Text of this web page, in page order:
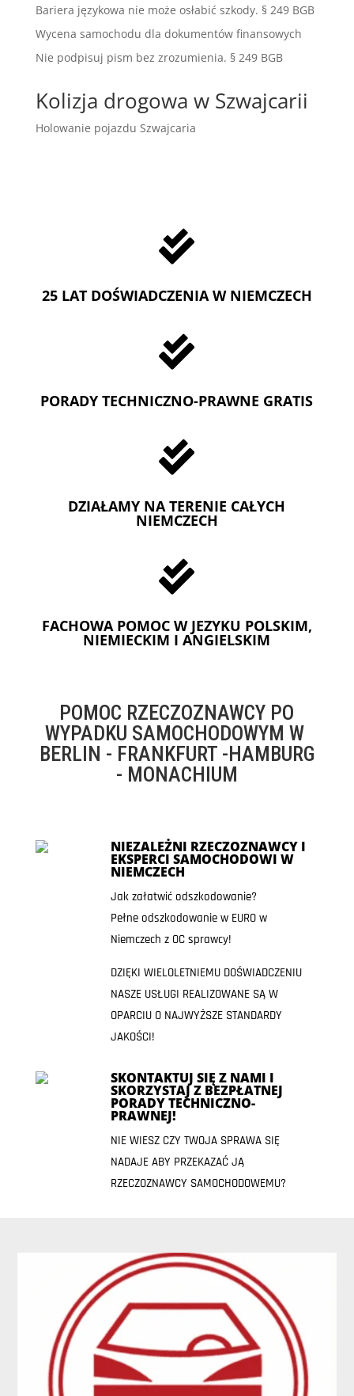
Bariera językowa nie może osłabić szkody. § 249 BGB
Wycena samochodu dla dokumentów finansowych
Nie podpisuj pism bez zrozumienia. § 249 BGB
Kolizja drogowa w Szwajcarii
Holowanie pojazdu Szwajcaria

25 LAT DOŚWIADCZENIA W NIEMCZECH

PORADY TECHNICZNO-PRAWNE GRATIS

DZIAŁAMY NA TERENIE CAŁYCH
NIEMCZECH

FACHOWA POMOC W JEZYKU POLSKIM,
NIEMIECKIM I ANGIELSKIM
POMOC RZECZOZNAWCY PO
WYPADKU SAMOCHODOWYM W
BERLIN - FRANKFURT -HAMBURG
- MONACHIUM
NIEZALEŻNI RZECZOZNAWCY I
EKSPERCI SAMOCHODOWI W
NIEMCZECH
Jak załatwić odszkodowanie?
Pełne odszkodowanie w EURO w
Niemczech z OC sprawcy!
DZIĘKI WIELOLETNIEMU DOŚWIADCZENIU
NASZE USŁUGI REALIZOWANE SĄ W
OPARCIU O NAJWYŻSZE STANDARDY
JAKOŚCI!
SKONTAKTUJ SIĘ Z NAMI I
SKORZYSTAJ Z BEZPŁATNEJ
PORADY TECHNICZNO-
PRAWNEJ!
NIE WIESZ CZY TWOJA SPRAWA SIĘ
NADAJE ABY PRZEKAZAĆ JĄ
RZECZOZNAWCY SAMOCHODOWEMU?